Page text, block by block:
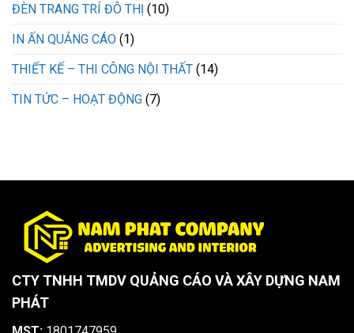
ĐÈN TRANG TRÍ ĐÔ THỊ (10)
IN ẤN QUẢNG CÁO (1)
THIẾT KẾ – THI CÔNG NỘI THẤT (14)
TIN TỨC – HOẠT ĐỘNG (7)
CTY TNHH TMDV QUẢNG CÁO VÀ XÂY DỰNG NAM
PHÁT